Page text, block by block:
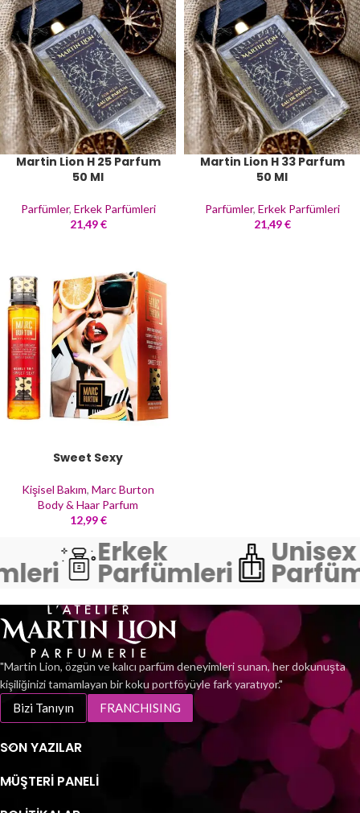
Martin Lion H 25 Parfum
50 Ml
Parfümler, Erkek Parfümleri
21,49€
Martin Lion H 33 Parfum
50 Ml
Parfümler, Erkek Parfümleri
21,49€
Sweet Sexy
Kişisel Bakım, Marc Burton
Body & Haar Parfum
12,99€
Erkek
Parfümleri
Unisex
"Martin Lion, özgün ve kalıcı parfüm deneyimleri sunan, her dokunuşta
kişiliğinizi tamamlayan bir koku portföyüyle fark yaratıyor."
Bizi Tanıyın FRANCHISING
SON YAZILAR
MÜŞTERI PANELI